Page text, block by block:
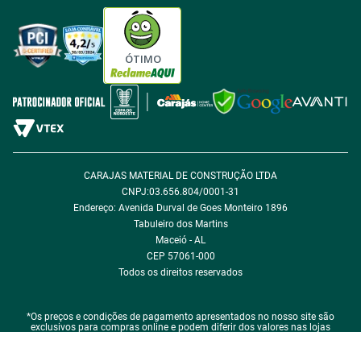
Política de Privacidade
Política de Cookie
Política de Desconto
Fale com encarregado de dados
ÓTIMO
CARAJAS MATERIAL DE CONSTRUÇÃO LTDA
CNPJ:03.656.804/0001-31
Endereço: Avenida Durval de Goes Monteiro 1896
Tabuleiro dos Martins
Maceió - AL
CEP 57061-000
Todos os direitos reservados
*Os preços e condições de pagamento apresentados no nosso site são
exclusivos para compras online e podem diferir dos valores nas lojas